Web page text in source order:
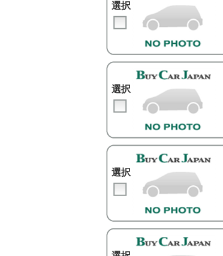
選択
選択
選択